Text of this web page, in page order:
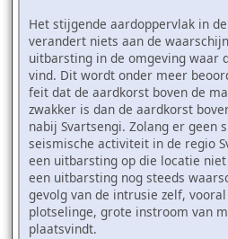
Het stijgende aardoppervlak in
verandert niets aan de
uitbarsting in de omgeving waar
vind. Dit wordt onder meer
feit dat de aardkorst boven de
zwakker is dan de aardkorst
nabij Svartsengi. Zolang er geen
seismische activiteit in de regio
een uitbarsting op die locatie
een uitbarsting nog steeds
gevolg van de intrusie zelf,
plotselinge, grote instroom van
plaatsvindt.